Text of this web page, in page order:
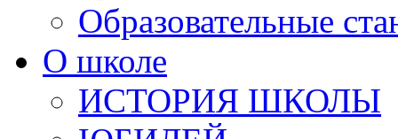
Образовательные
О школе
ИСТОРИЯ ШКОЛЫ